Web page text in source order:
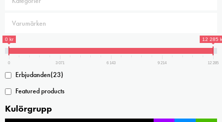
0 kr 12 285
0 3 071 6 143 9 214 12 285
Erbjudanden(23)
Featured products
Kulörgrupp